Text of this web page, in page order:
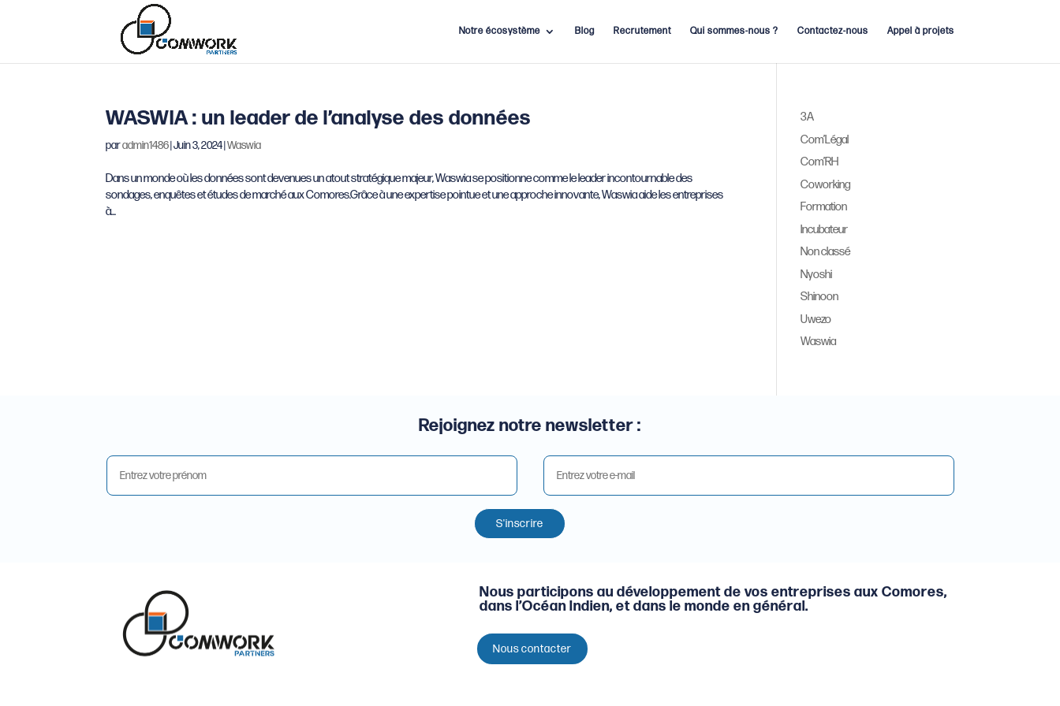
Notre écosystème Blog Recrutement Qui sommes-nous ? Contactez-nous Appel à projets
WASWIA : un leader de l’analyse des données
paradmin1486|Juin 3, 2024|Waswia
Dans un monde où les données sont devenues un atout stratégique majeur, Waswia se positionne comme le leader incontournable des
sondages, enquêtes et études de marché aux Comores.Grâce à une expertise pointue et une approche innovante, Waswia aide les entreprises
à...
3A
Com’Légal
Com’RH
Coworking
Formation
Incubateur
Non classé
Nyoshi
Shinoon
Uwezo
Waswia
Rejoignez notre newsletter :
S'inscrire
Nous participons au développement de vos entreprises aux Comores,
dans l’Océan Indien, et dans le monde en général.
Nous contacter